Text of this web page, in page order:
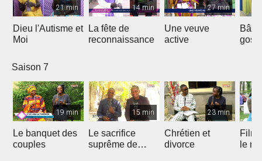
21 min
Dieu l'Autisme et
Moi
14 min
La fête de
reconnaissance
27 min
Une veuve
active
Bâtir
Saison 7
19 min
Le banquet des
couples
15 min
Le sacrifice
suprême de
23 min
Chrétien et
divorce
Film
le